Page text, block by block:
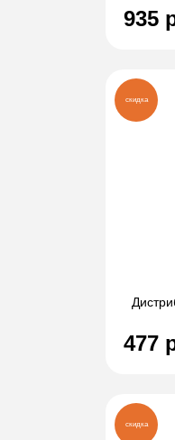
935
477
скидка
скидка